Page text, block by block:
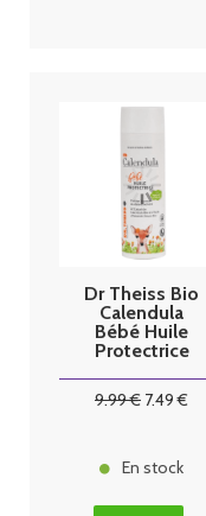
Dr Theiss Bio
Calendula
Bébé Huile
Protectrice
9.99€ 7.49 €
En stock